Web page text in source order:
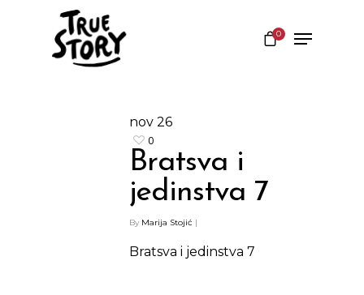
0
nov 26
0
Bratsva i
jedinstva 7
By Marija Stojić |
Bratsva i jedinstva 7